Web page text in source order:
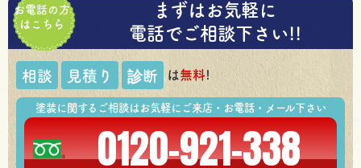
お電話の方
はこちら
まずはお気軽に
電話でご相談下さい!!
相談 見積り 診断 は無料!
塗装に関するご相談はお気軽にご来店・お電話・メール下さい
0120-921-338